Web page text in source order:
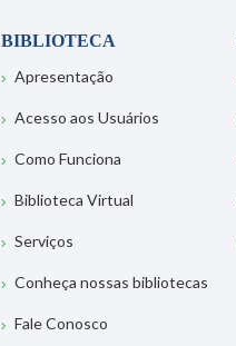
BIBLIOTECA
Apresentação
Acesso aos Usuários
Como Funciona
Biblioteca Virtual
Serviços
Conheça nossas bibliotecas
Fale Conosco